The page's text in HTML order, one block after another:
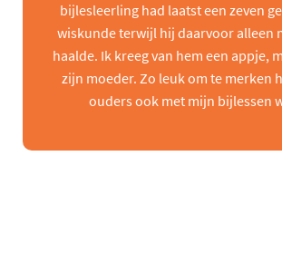
bijlesleerling had laatst een zeven
wiskunde terwijl hij daarvoor alleen
haalde. Ik kreeg van hem een appje,
zijn moeder. Zo leuk om te merken
ouders ook met mijn bijlessen